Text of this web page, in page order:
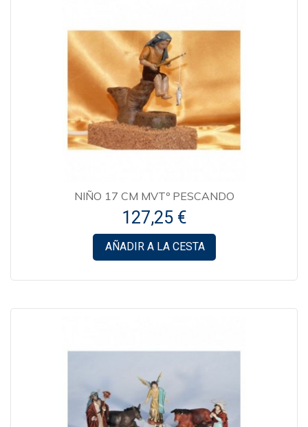
NIÑO 17 CM MVTº PESCANDO
127,25 €
AÑADIR A LA CESTA